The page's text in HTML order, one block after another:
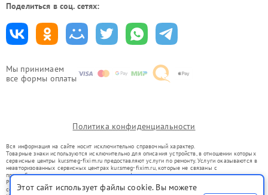
Мы принимаем
все формы оплаты
Поделиться в соц. сетях:
Политика конфиденциальности
Вся информация на сайте носит исключительно справочный характер.
Товарные знаки используются исключительно для описания устройств, в отношении которых
сервисные центры kur.smeg-fixim.ru предоставляют услуги по ремонту. Услуги оказываются в
неавторизованных сервисных центрах kur.smeg-fixim.ru, которые не связаны с
правообладателями товарных знаков или их официальными представителями.
Ремонт осуществляется для устройств, уже введенных в гражданский оборот в соответствии
со статьей 1487 ГК РФ.
Этот сайт использует файлы cookie. Вы можете